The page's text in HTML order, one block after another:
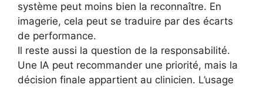
système peut moins bien la reconnaître. En
imagerie, cela peut se traduire par des écarts
de performance.
Il reste aussi la question de la responsabilité.
Une IA peut recommander une priorité, mais la
décision finale appartient au clinicien. L’usage